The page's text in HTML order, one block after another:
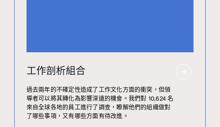
工作剖析組合
過去兩年的不確定性造成了工作文化方面的衝突，但領
導者可以將其轉化為影響深遠的機會。我們對 10,624 名
來自全球各地的員工進行了調查，瞭解他們的組織做對
了哪些事項，又有哪些方面有待改進。